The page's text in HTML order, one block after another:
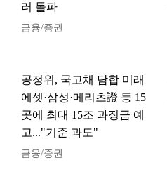
러 돌파
금융/증권
공정위, 국고채 담합 미래
에셋·삼성·메리츠證 등 15
곳에 최대 15조 과징금 예
고..."기준 과도"
금융/증권